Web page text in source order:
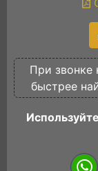
При звонке
быстрее